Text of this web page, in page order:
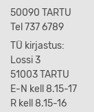
50090 TARTU
Tel 737 6789
TÜ kirjastus:
Lossi 3
51003 TARTU
E-N kell 8.15-17
R kell 8.15-16